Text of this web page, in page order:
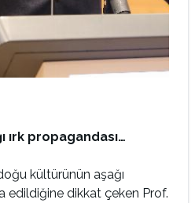
ırk propagandası…
kültürünün aşağı
edildiğine dikkat çeken Prof.